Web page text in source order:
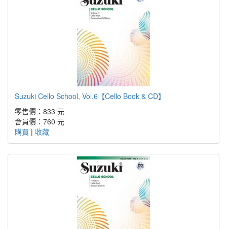
Suzuki Cello School, Vol.6【Cello Book & CD】
零售價：833 元
會員價：760 元
購買 | 收藏